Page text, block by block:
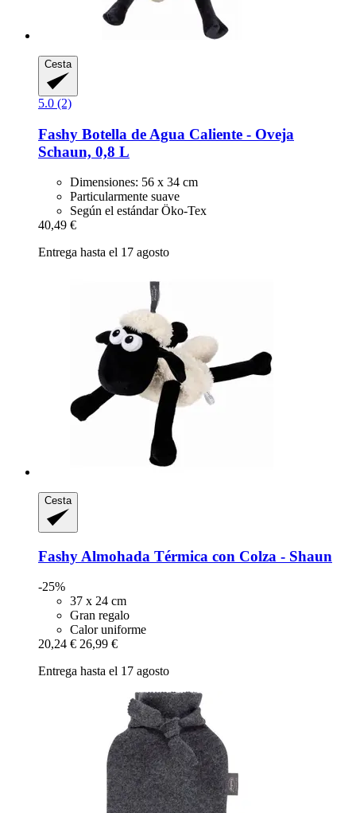
Cesta
5.0 (2)
Fashy Botella de Agua Caliente -​ Oveja
Schaun, 0,8 L
Dimensiones: 56 x 34 cm
Particularmente suave
Según el estándar Öko-Tex
40,49 €
Entrega hasta el 17 agosto
Cesta
Fashy Almohada Térmica con Colza -​ Shaun
-25%
37 x 24 cm
Gran regalo
Calor uniforme
20,24 € 26,99 €
Entrega hasta el 17 agosto